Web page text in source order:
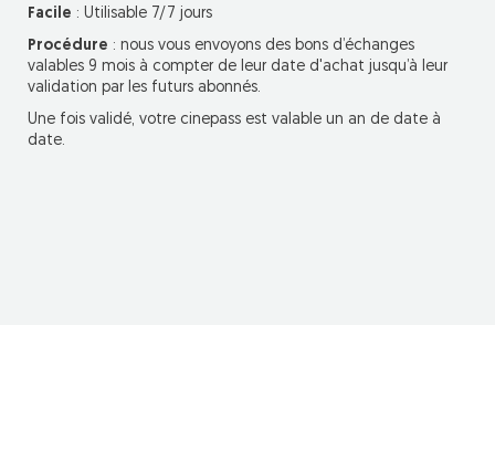
Facile : Utilisable 7/7 jours
Procédure : nous vous envoyons des bons d’échanges
valables 9 mois à compter de leur date d'achat jusqu’à leur
validation par les futurs abonnés.
Une fois validé, votre cinepass est valable un an de date à
date.